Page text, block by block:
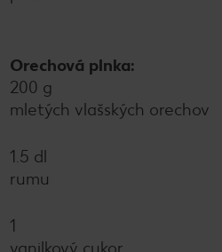
Orechová plnka:
200 g
mletých vlašských orechov
1.5 dl
rumu
1
vanilkový cukor